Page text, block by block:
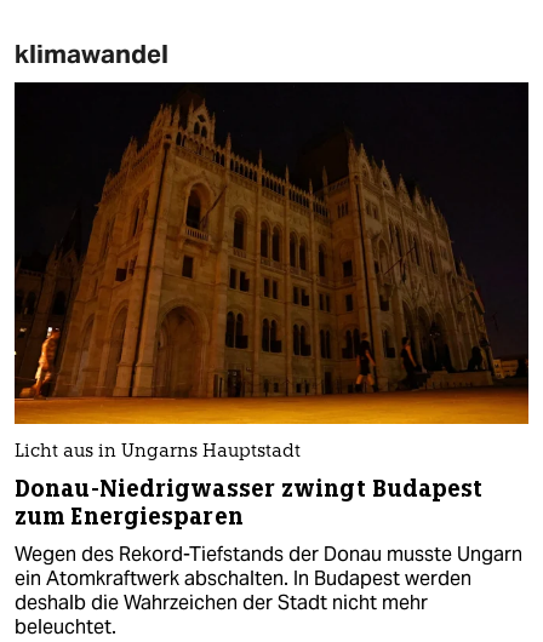
klimawandel
Licht aus in Ungarns Hauptstadt
Donau-Niedrigwasser zwingt Budapest
zum Energiesparen
Wegen des Rekord-Tiefstands der Donau musste Ungarn
ein Atomkraftwerk abschalten. In Budapest werden
deshalb die Wahrzeichen der Stadt nicht mehr
beleuchtet.